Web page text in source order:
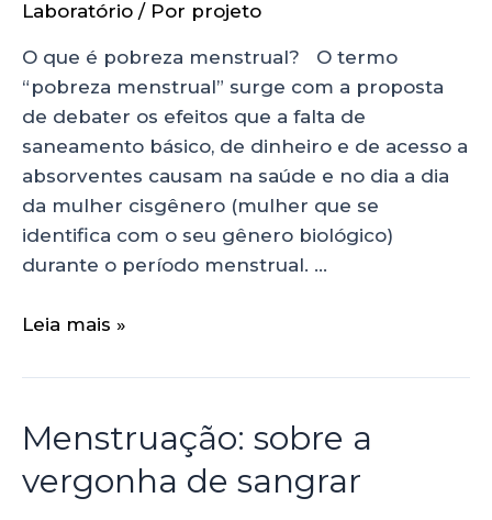
Laboratório / Por projeto
O que é pobreza menstrual? O termo
“pobreza menstrual” surge com a proposta
de debater os efeitos que a falta de
saneamento básico, de dinheiro e de acesso a
absorventes causam na saúde e no dia a dia
da mulher cisgênero (mulher que se
identifica com o seu gênero biológico)
durante o período menstrual. …
Leia mais »
Menstruação: sobre a
vergonha de sangrar